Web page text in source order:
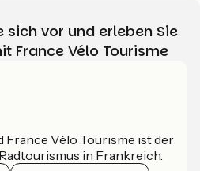
sich vor und erleben Sie
France Vélo Tourisme
France Vélo Tourisme ist der
in Frankreich.